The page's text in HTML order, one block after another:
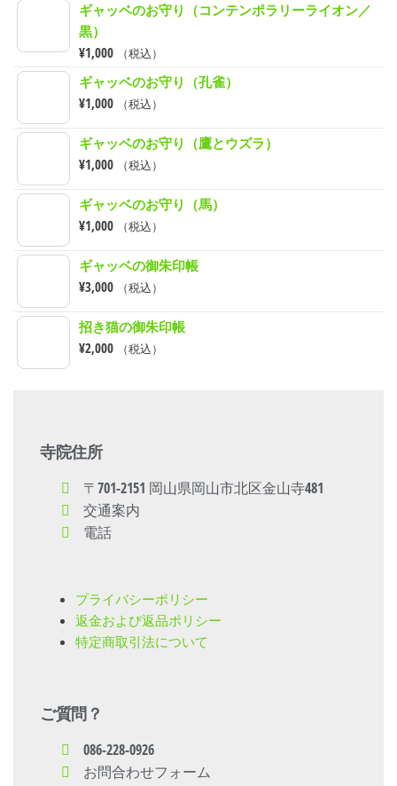
ギャッベのお守り（コンテンポラリーライオン／
黒）
¥1,000 （税込）
ギャッベのお守り（孔雀）
¥1,000 （税込）
ギャッベのお守り（鷹とウズラ）
¥1,000 （税込）
ギャッベのお守り（馬）
¥1,000 （税込）
ギャッベの御朱印帳
¥3,000 （税込）
招き猫の御朱印帳
¥2,000 （税込）
寺院住所
〒701-2151 岡山県岡山市北区金山寺481
交通案内
電話
プライバシーポリシー
返金および返品ポリシー
特定商取引法について
ご質問？
086-228-0926
お問合わせフォーム